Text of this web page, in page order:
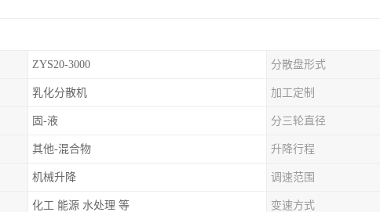
ZYS20-3000 分散盘形式
乳化分散机 加工定制
固-液 分三轮直径
其他-混合物 升降行程
机械升降 调速范围
化工 能源 水处理 等 变速方式